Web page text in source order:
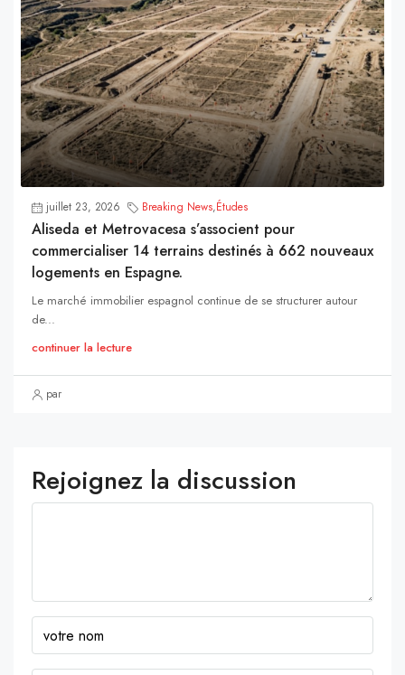
juillet 23, 2026 Breaking News,Études
Aliseda et Metrovacesa s’associent pour
commercialiser 14 terrains destinés à 662 nouveaux
logements en Espagne.
Le marché immobilier espagnol continue de se structurer autour
de...
continuer la lecture
par
Rejoignez la discussion